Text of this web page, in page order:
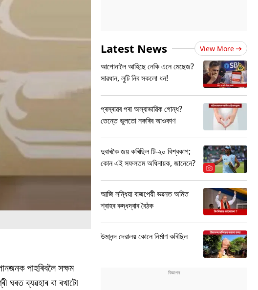
পাহৰিবলৈ সক্ষম
ঘৰত ব্যৱহাৰ বা ৰখাটো
Latest News View More
আপোনালৈ আহিছে নেকি এনে মেছেজ?
সাৱধান, লুটি নিব সকলো ধন!
প্ৰস্ৰাৱৰ পৰা অস্বাভাৱিক গোন্ধ?
তেন্তে ভুলতো নকৰিব আওকাণ
দুবাৰকৈ জয় কৰিছিল টি-২০ বিশ্বকাপ;
কোন এই সফলতম অধিনায়ক, জানেনে?
আজি সন্ধিয়া বাজপেয়ী ভৱনত অমিত
শ্বাহৰ ৰুদ্ধদ্বাৰ বৈঠক
উমানন্দ দেৱালয় কোনে নিৰ্মাণ কৰিছিল